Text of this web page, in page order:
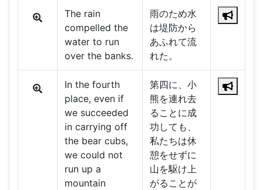
The rain
compelled the
water to run
over the banks.
雨のため水
は堤防から
あふれて流
れた。
In the fourth
place, even if
we succeeded
in carrying off
the bear cubs,
we could not
run up a
mountain
第四に、小
熊を連れ去
ることに成
功しても、
私たちは休
憩をせずに
山を駆け上
がることが